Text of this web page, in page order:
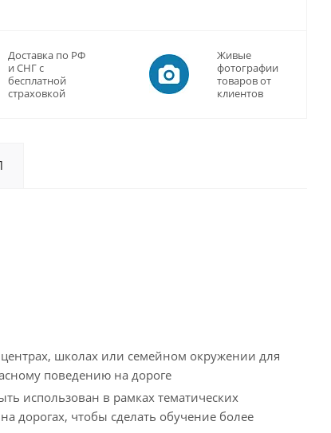
Доставка по РФ
и СНГ с
бесплатной
страховкой
Живые
фотографии
товаров от
клиентов
школах или семейном окружении для
поведению на дороге
использован в рамках тематических
дорогах, чтобы сделать обучение более